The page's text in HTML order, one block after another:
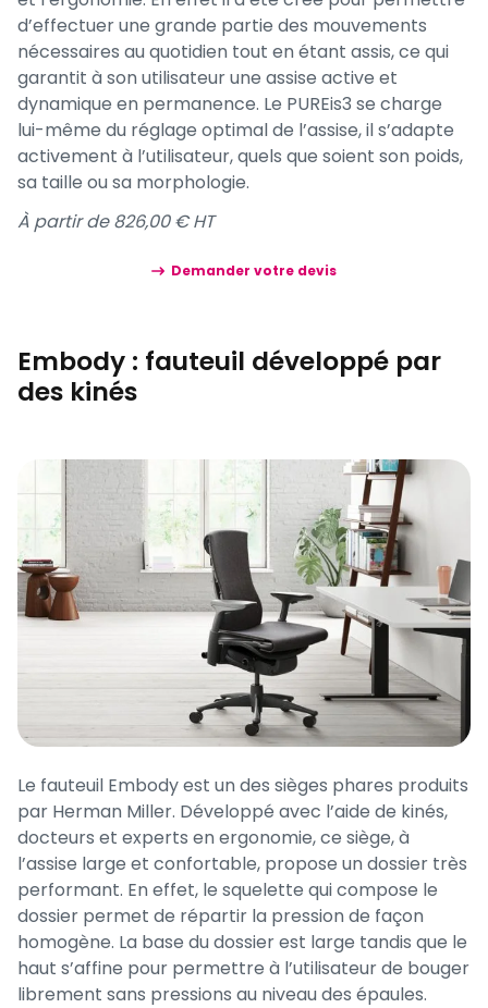
d’effectuer une grande partie des mouvements
nécessaires au quotidien tout en étant assis, ce qui
garantit à son utilisateur une assise active et
dynamique en permanence. Le PUREis3 se charge
lui-même du réglage optimal de l’assise, il s’adapte
activement à l’utilisateur, quels que soient son poids,
sa taille ou sa morphologie.
À partir de 826,00 € HT
Demander votre devis
Embody : fauteuil développé par
des kinés
Le fauteuil Embody est un des sièges phares produits
par Herman Miller. Développé avec l’aide de kinés,
docteurs et experts en ergonomie, ce siège, à
l’assise large et confortable, propose un dossier très
performant. En effet, le squelette qui compose le
dossier permet de répartir la pression de façon
homogène. La base du dossier est large tandis que le
haut s’affine pour permettre à l’utilisateur de bouger
librement sans pressions au niveau des épaules.